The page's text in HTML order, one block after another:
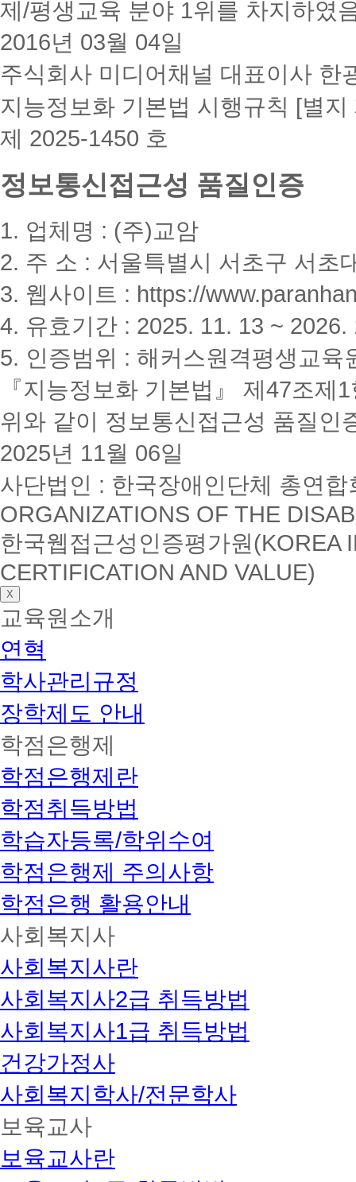
제/평생교육 분야 1위를 차지하였
2016년 03월 04일
주식회사 미디어채널 대표이사 한
지능정보화 기본법 시행규칙 [별지
제 2025-1450 호
정보통신접근성 품질인증
1. 업체명 : (주)교암
2. 주 소 : 서울특별시 서초구 서초
3. 웹사이트 : https://
4. 유효기간 : 2025. 11. 13 ~ 2026.
5. 인증범위 : 해커스원격평생교육
『지능정보화 기본법』 제47조
위와 같이 정보통신접근성 품질인
2025년 11월 06일
사단법인 : 한국장애인단체 총연
ORGANIZATIONS OF THE
한국웹접근성인증평가원(KOREA
CERTIFICATION AND VALUE)
X
교육원소개
연혁
학사관리규정
장학제도 안내
학점은행제
학점은행제란
학점취득방법
학습자등록/학위수여
학점은행제 주의사항
학점은행 활용안내
사회복지사
사회복지사란
사회복지사2급 취득방법
사회복지사1급 취득방법
건강가정사
사회복지학사/전문학사
보육교사
보육교사란